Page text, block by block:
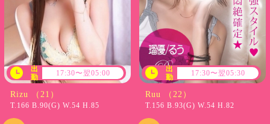
出
勤
17:30〜翌05:00
Rizu （21）
T.166 B.90(G) W.54 H.85
出
勤
17:30〜翌05:30
Ruu （22）
T.156 B.93(G) W.54 H.82